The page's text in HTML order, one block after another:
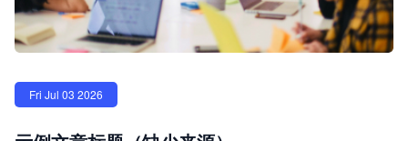
Fri Jul 03 2026